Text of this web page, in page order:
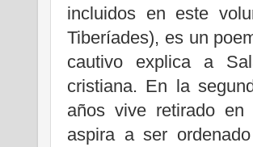
incluidos en este
Tiberíades), es un
cautivo explica a
cristiana. En la
años vive retirado
aspira a ser